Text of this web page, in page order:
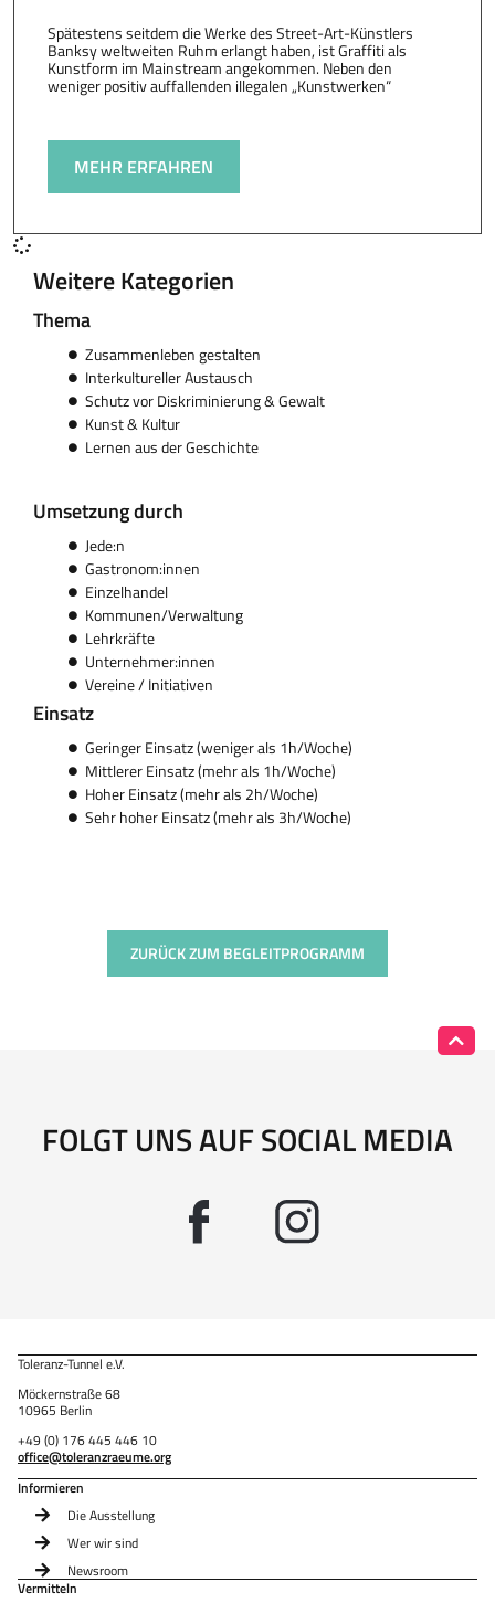
Spätestens seitdem die Werke des Street-Art-Künstlers
Banksy weltweiten Ruhm erlangt haben, ist Graffiti als
Kunstform im Mainstream angekommen. Neben den
weniger positiv auffallenden illegalen „Kunstwerken“
MEHR ERFAHREN
Weitere Kategorien
Thema
Zusammenleben gestalten
Interkultureller Austausch
Schutz vor Diskriminierung & Gewalt
Kunst & Kultur
Lernen aus der Geschichte
Umsetzung durch
Jede:n
Gastronom:innen
Einzelhandel
Kommunen/Verwaltung
Lehrkräfte
Unternehmer:innen
Vereine / Initiativen
Einsatz
Geringer Einsatz (weniger als 1h/Woche)
Mittlerer Einsatz (mehr als 1h/Woche)
Hoher Einsatz (mehr als 2h/Woche)
Sehr hoher Einsatz (mehr als 3h/Woche)
ZURÜCK ZUM BEGLEITPROGRAMM
FOLGT UNS AUF SOCIAL MEDIA
Toleranz-Tunnel e.V.
Möckernstraße 68
10965 Berlin
+49 (0) 176 445 446 10
office@toleranzraeume.org
Informieren
Die Ausstellung
Wer wir sind
Newsroom
Vermitteln